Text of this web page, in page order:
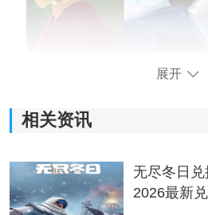
活动有什么呢?
1、活动期间，新增圣岛、云峰
个主题秀台，玩家可以在这些随
己的独特穿搭。
展开
相关资讯
无尽冬日
2026最新